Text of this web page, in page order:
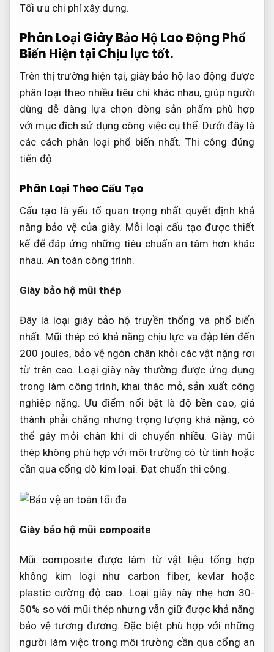
Tối ưu chi phí xây dựng.
Phân Loại Giày Bảo Hộ Lao Động Phổ
Biến Hiện tại Chịu lực tốt.
Trên thị trường hiện tại, giày bảo hộ lao động được
phân loại theo nhiều tiêu chí khác nhau, giúp người
dùng dễ dàng lựa chọn dòng sản phẩm phù hợp
với mục đích sử dụng công việc cụ thể. Dưới đây là
các cách phân loại phổ biến nhất. Thi công đúng
tiến độ.
Phân Loại Theo Cấu Tạo
Cấu tạo là yếu tố quan trọng nhất quyết định khả
năng bảo vệ của giày. Mỗi loại cấu tạo được thiết
kế để đáp ứng những tiêu chuẩn an tâm hơn khác
nhau. An toàn công trình.
Giày bảo hộ mũi thép
Đây là loại giày bảo hộ truyền thống và phổ biến
nhất. Mũi thép có khả năng chịu lực va đập lên đến
200 joules, bảo vệ ngón chân khỏi các vật nặng rơi
từ trên cao. Loại giày này thường được ứng dụng
trong làm công trình, khai thác mỏ, sản xuất công
nghiệp nặng. Ưu điểm nổi bật là độ bền cao, giá
thành phải chăng nhưng trọng lượng khá nặng, có
thể gây mỏi chân khi di chuyển nhiều. Giày mũi
thép không phù hợp với môi trường có từ tính hoặc
cần qua cổng dò kim loại. Đạt chuẩn thi công.
Giày bảo hộ mũi composite
Mũi composite được làm từ vật liệu tổng hợp
không kim loại như carbon fiber, kevlar hoặc
plastic cường độ cao. Loại giày này nhẹ hơn 30-
50% so với mũi thép nhưng vẫn giữ được khả năng
bảo vệ tương đương. Đặc biệt phù hợp với những
người làm việc trong môi trường cần qua cổng an